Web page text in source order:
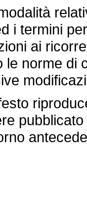
i termini
ai
le norme di